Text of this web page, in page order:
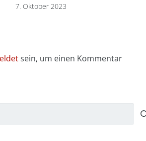
7. Oktober 2023
sein, um einen Kommentar